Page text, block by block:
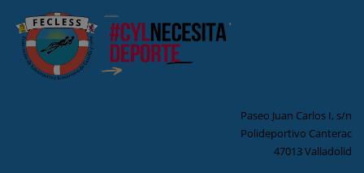
Paseo Juan Carlos I, s/n
Polideportivo Canterac
47013 Valladolid